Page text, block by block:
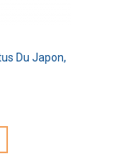
Du Japon,